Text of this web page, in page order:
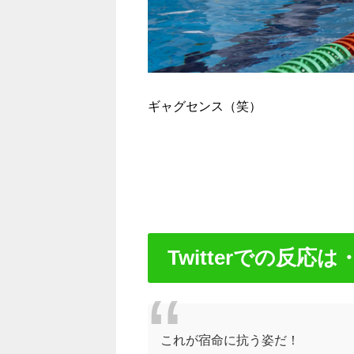
ギャグセンス（笑）
Twitterでの反応は
これが宿命に抗う姿だ！